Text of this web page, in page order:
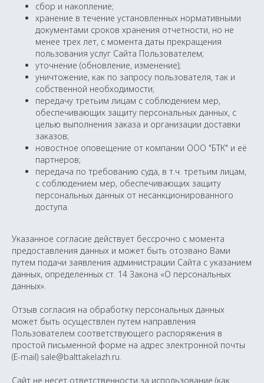
сбор и накопление;
хранение в течение установленных нормативными
документами сроков хранения отчетности, но не
менее трех лет, с момента даты прекращения
пользования услуг Сайта Пользователем;
уточнение (обновление, изменение);
уничтожение, как по запросу пользователя, так и
собственной необходимости;
передачу третьим лицам с соблюдением мер,
обеспечивающих защиту персональных данных, с
целью выполнения заказа и организации доставки
заказов;
новостное оповещение от компании ООО "БТК" и её
партнеров;
передача по требованию суда, в т.ч. третьим лицам,
с соблюдением мер, обеспечивающих защиту
персональных данных от несанкционированного
доступа.
Указанное согласие действует бессрочно с момента
предоставления данных и может быть отозвано Вами
путем подачи заявления администрации Сайта с указанием
данных, определенных ст. 14 Закона «О персональных
данных».
Отзыв согласия на обработку персональных данных
может быть осуществлен путем направления
Пользователем соответствующего распоряжения в
простой письменной форме на адрес электронной почты
(E-mail) sale@balttakelazh.ru.
Сайт не несет ответственности за использование (как